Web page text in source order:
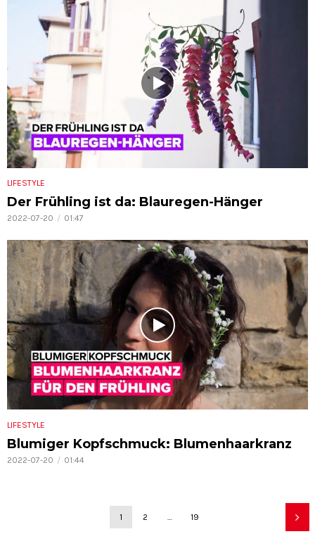
LIFESTYLE
Der Frühling ist da: Blauregen-Hänger
2022-07-20 01:47
LIFESTYLE
Blumiger Kopfschmuck: Blumenhaarkranz
2022-07-20 01:44
1 2 … 19